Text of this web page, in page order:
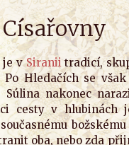
je vSiraniitradicí,
Hledačích se
nakonec
cesty v hlubinách
oba, nebo zda